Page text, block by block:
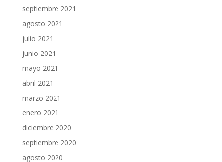
septiembre 2021
agosto 2021
julio 2021
junio 2021
mayo 2021
abril 2021
marzo 2021
enero 2021
diciembre 2020
septiembre 2020
agosto 2020